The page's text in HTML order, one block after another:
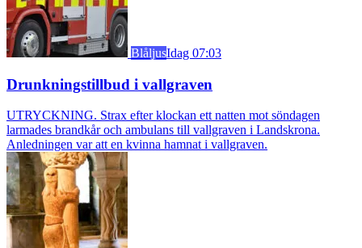
BlåljusIdag 07:03
Drunkningstillbud i vallgraven
UTRYCKNING. Strax efter klockan ett natten mot söndagen
larmades brandkår och ambulans till vallgraven i Landskrona.
Anledningen var att en kvinna hamnat i vallgraven.